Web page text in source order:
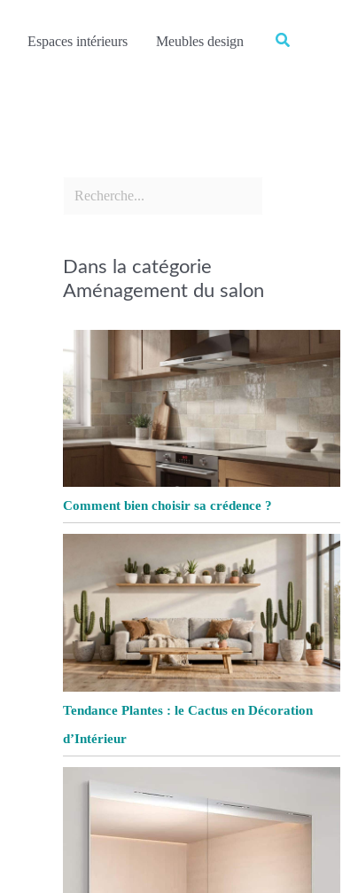
Espaces intérieurs Meubles design Rechercher
Dans la catégorie
Aménagement du salon
Comment bien choisir sa crédence ?
Tendance Plantes : le Cactus en Décoration
d’Intérieur